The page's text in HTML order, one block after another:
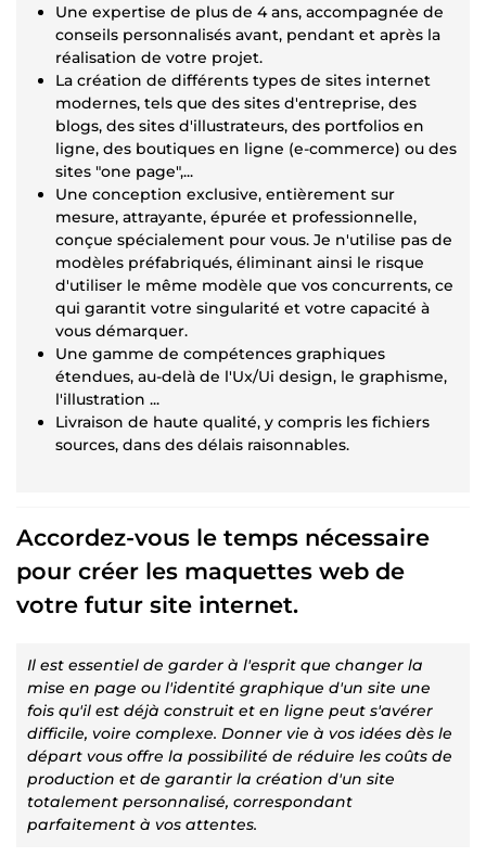
Une expertise de plus de 4 ans, accompagnée de
conseils personnalisés avant, pendant et après la
réalisation de votre projet.
La création de différents types de sites internet
modernes, tels que des sites d'entreprise, des
blogs, des sites d'illustrateurs, des portfolios en
ligne, des boutiques en ligne (e-commerce) ou des
sites "one page",...
Une conception exclusive, entièrement sur
mesure, attrayante, épurée et professionnelle,
conçue spécialement pour vous. Je n'utilise pas de
modèles préfabriqués, éliminant ainsi le risque
d'utiliser le même modèle que vos concurrents, ce
qui garantit votre singularité et votre capacité à
vous démarquer.
Une gamme de compétences graphiques
étendues, au-delà de l'Ux/Ui design, le graphisme,
l'illustration ...
Livraison de haute qualité, y compris les fichiers
sources, dans des délais raisonnables.
Accordez-vous le temps nécessaire
pour créer les maquettes web de
votre futur site internet.
Il est essentiel de garder à l'esprit que changer la
mise en page ou l'identité graphique d'un site une
fois qu'il est déjà construit et en ligne peut s'avérer
difficile, voire complexe. Donner vie à vos idées dès le
départ vous offre la possibilité de réduire les coûts de
production et de garantir la création d'un site
totalement personnalisé, correspondant
parfaitement à vos attentes.